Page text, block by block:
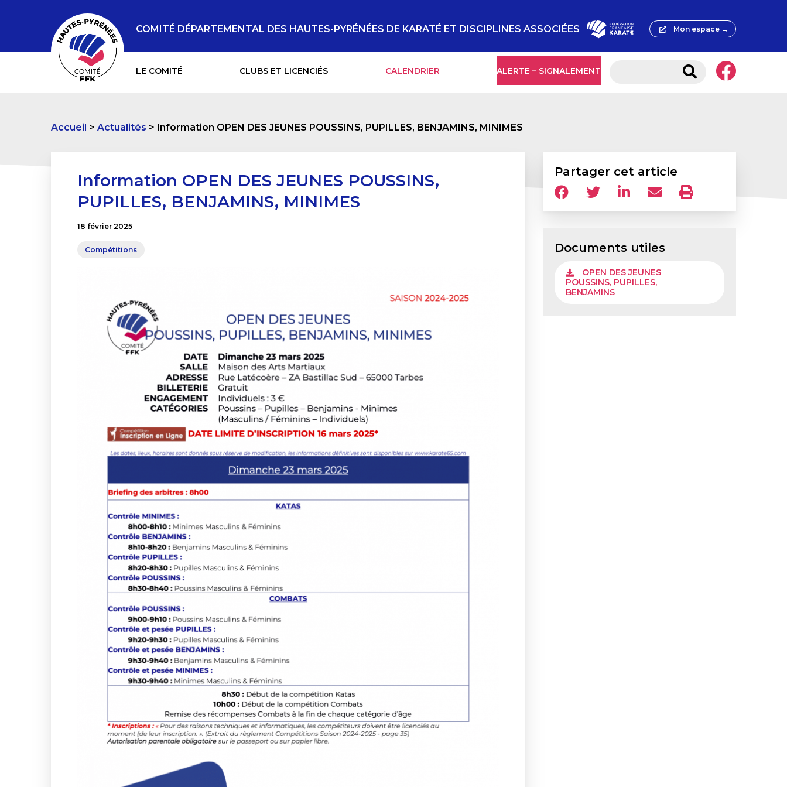
LE COMITÉ CLUBS ET LICENCIÉS CALENDRIER ALERTE – SIGNALEMENT
COMITÉ DÉPARTEMENTAL DES HAUTES-PYRÉNÉES DE KARATÉ ET DISCIPLINES ASSOCIÉES Mon espace →
Accueil Actualités Information OPEN DES JEUNES POUSSINS, PUPILLES, BENJAMINS, MINIMES
Information OPEN DES JEUNES POUSSINS,
PUPILLES, BENJAMINS, MINIMES
18 février 2025
Compétitions
Partager cet article
Documents utiles
OPEN DES JEUNES
POUSSINS, PUPILLES,
BENJAMINS